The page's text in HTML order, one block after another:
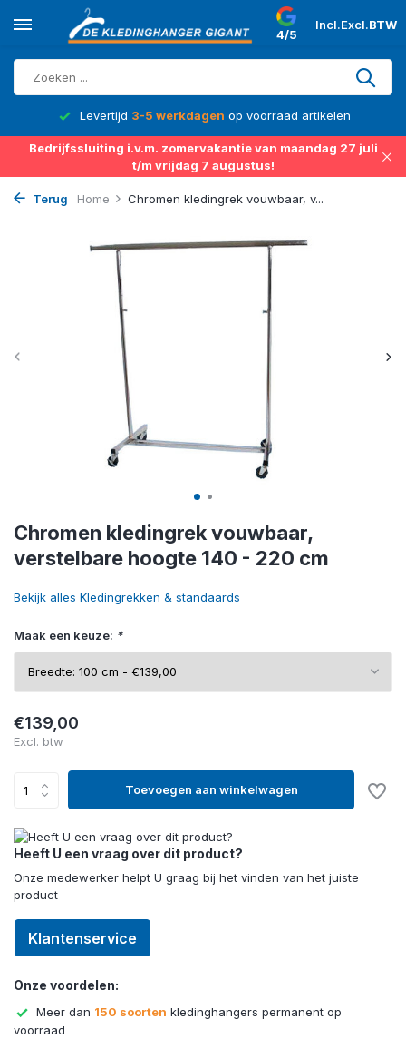
4/5
Incl.Excl.BTW
Levertijd 3-5 werkdagen op voorraad artikelen
Bedrijfssluiting i.v.m. zomervakantie van maandag 27 juli
t/m vrijdag 7 augustus!
Terug Home Chromen kledingrek vouwbaar, v...
Chromen kledingrek vouwbaar,
verstelbare hoogte 140 - 220 cm
Bekijk alles Kledingrekken & standaards
Maak een keuze: *
€139,00
Excl. btw
Toevoegen aan winkelwagen
Heeft U een vraag over dit product?
Onze medewerker helpt U graag bij het vinden van het juiste
product
Klantenservice
Onze voordelen:
Meer dan 150 soorten kledinghangers permanent op
voorraad